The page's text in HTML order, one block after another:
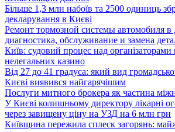
Більше 1,3 млн набоїв та 2500 одиниць
декларування в Києві
Ремонт тормозной системы автомобиля в
диагностика, обслуживание и замена
Київ: судовий процес над організаторами
нелегальних казино
Від 27 до 41 градуса: який вид
Києві виявився найгарячішим
Послуги митного брокера як частина
У Києві колишньому директору лікарні
через завищену ціну на УЗД на 6 млн грн
Київщина пережила сплеск загорянь: